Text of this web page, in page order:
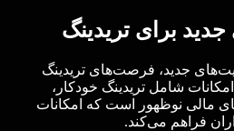
جدید، فرصت‌های تریدینگ
شامل تریدینگ خودکار،
مالی نوظهور است که امکانات
فراهم می‌کند.